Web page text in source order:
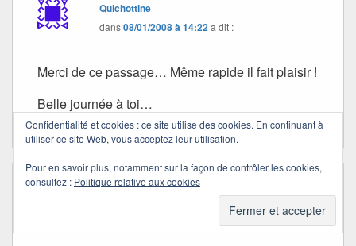
Quichottine
dans08/01/2008 à 14:22a dit :
Merci de ce passage… Même rapide il fait plaisir !
Belle journée à toi…
Calidans08/01/2008 à 14:04
Bon rétablissement ma belle !
Reviens-nous vite en pleine forme !
Confidentialité et cookies : ce site utilise des cookies. En continuant à
utiliser ce site Web, vous acceptez leur utilisation.
Pour en savoir plus, notamment sur la façon de contrôler les cookies,
consultez : Politique relative aux cookies